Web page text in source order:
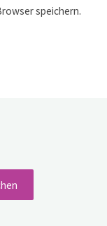
speichern.